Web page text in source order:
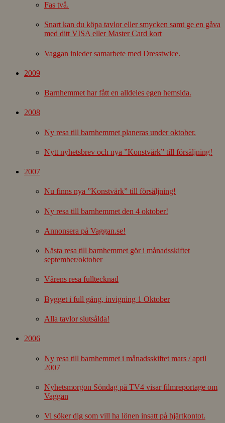
Fas två.
Snart kan du köpa tavlor eller smycken samt ge en gåva
med ditt VISA eller Master Card kort
Vaggan inleder samarbete med Dresstwice.
2009
Barnhemmet har fått en alldeles egen hemsida.
2008
Ny resa till barnhemmet planeras under oktober.
Nytt nyhetsbrev och nya ”Konstvärk” till försäljning!
2007
Nu finns nya ”Konstvärk” till försäljning!
Ny resa till barnhemmet den 4 oktober!
Annonsera på Vaggan.se!
Nästa resa till barnhemmet gör i månadsskiftet
september/oktober
Vårens resa fulltecknad
Bygget i full gång, invigning 1 Oktober
Alla tavlor slutsålda!
2006
Ny resa till barnhemmet i månadsskiftet mars / april
2007
Nyhetsmorgon Söndag på TV4 visar filmreportage om
Vaggan
Vi söker dig som vill ha lönen insatt på hjärtkontot.